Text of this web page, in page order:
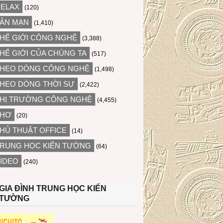
(120)
MẠN (1,410)
GIỚI CÔNG NGHỆ (3,388)
GIỚI CỦA CHÚNG TA (517)
DÒNG CÔNG NGHỆ (1,498)
DÒNG THỜI SỰ (2,422)
TRƯỜNG CÔNG NGHỆ (4,455)
(20)
THUẬT OFFICE (14)
HỌC KIẾN TƯỜNG (64)
(240)
ĐÌNH TRUNG HỌC KIẾN